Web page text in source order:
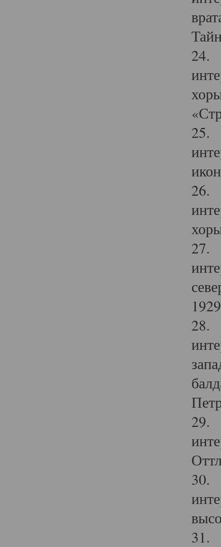
24.
25.
26.
27.
28.
29.
30.
31.